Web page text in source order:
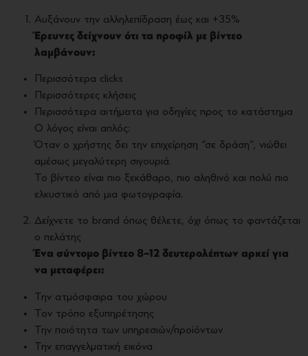
Αυξάνουν την αλληλεπίδραση έως και +35%
Έρευνες δείχνουν ότι τα προφίλ με βίντεο
λαμβάνουν:
Περισσότερα clicks
Περισσότερες κλήσεις
Περισσότερα αιτήματα για οδηγίες προς το κατάστημα
Ο λόγος είναι απλός:
Όταν ο χρήστης δει την επιχείρηση “σε δράση”, νιώθει
αμέσως μεγαλύτερη σιγουριά.
Το βίντεο είναι πιο ξεκάθαρο, πιο αληθινό και πολύ πιο
ελκυστικό από μια φωτογραφία.
Δείχνετε το brand όπως θέλετε, όχι όπως το φαντάζεται
ο πελάτης
Ένα σύντομο βίντεο 8–12 δευτερολέπτων αρκεί για
να μεταφέρει:
Την ατμόσφαιρα του χώρου
Τον τρόπο εξυπηρέτησης
Την ποιότητα των υπηρεσιών/προϊόντων
Την επαγγελματική εικόνα